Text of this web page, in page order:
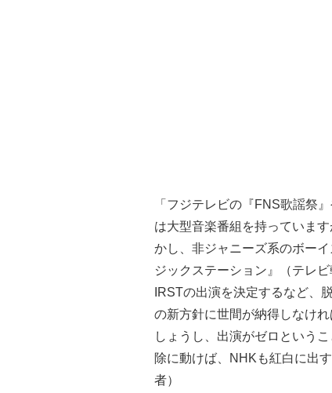
「フジテレビの『FNS歌謡祭
は大型音楽番組を持っていま
かし、非ジャニーズ系のボー
ジックステーション』（テレ
IRSTの出演を決定するなど、
の新方針に世間が納得しなけ
しょうし、出演がゼロという
除に動けば、NHKも紅白に出
者）